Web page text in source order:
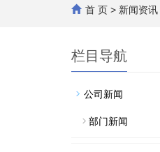
首 页 > 新闻资讯
栏目导航
公司新闻
部门新闻